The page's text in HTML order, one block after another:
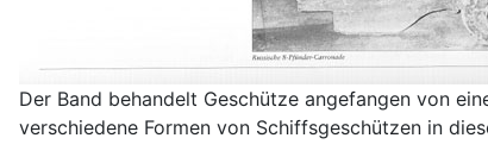
Der Band behandelt Geschütze angefangen von
verschiedene Formen von Schiffsgeschützen in